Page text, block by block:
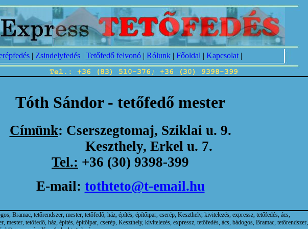
| Zsindelyfedés| Tetőfedő felvonó| Rólunk| Főoldal | Kapcsolat|
Tóth Sándor - tetőfedő mester
Címünk: Cserszegtomaj, Sziklai u. 9.
Keszthely, Erkel u. 7.
Tel.: +36 (30) 9398-399
E-mail: tothteto@t-email.hu
Bramac, tetőrendszer, mester, tetőfedõ, ház, építés, építőipar, cserép, Keszthely, kivitelezés, expressz, tetőfedés, ács,
mester, tetőfedő, ház, építés, építőipar, cserép, Keszthely, kivitelezés, expressz, tetőfedés, ács, bádogos, Bramac, tetőrendszer,